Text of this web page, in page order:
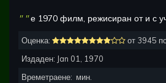
" "е 1970 филм, режисиран от и с
Оценка:
от 3945
Издаден: Jan 01, 1970
Времетраене: мин.